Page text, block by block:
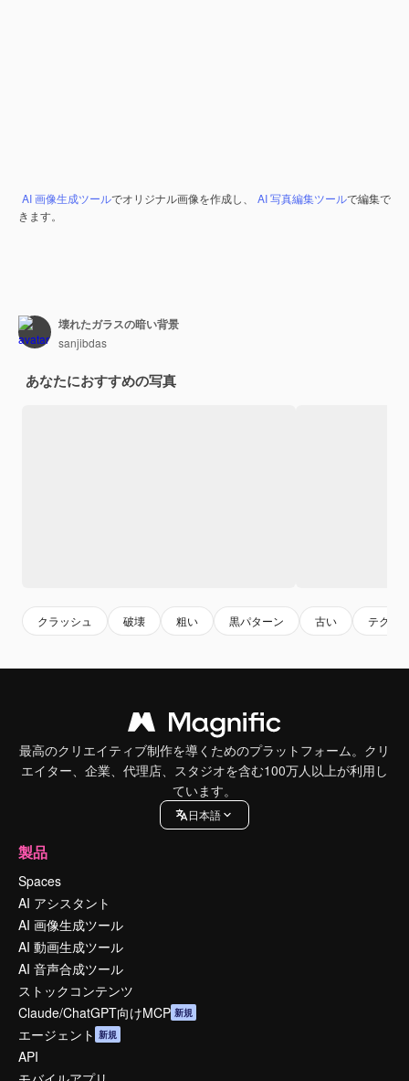
AI 画像生成ツールでオリジナル画像を作成し、 AI 写真編集ツールで編集で
きます。
壊れたガラスの暗い背景
sanjibdas
あなたにおすすめの写真
クラッシュ 破壊 粗い 黒パターン 古い テクス
最高のクリエイティブ制作を導くためのプラットフォーム。クリ
エイター、企業、代理店、スタジオを含む100万人以上が利用し
ています。
日本語
製品
Spaces
AI アシスタント
AI 画像生成ツール
AI 動画生成ツール
AI 音声合成ツール
ストックコンテンツ
Claude/ChatGPT向けMCP 新規
エージェント 新規
API